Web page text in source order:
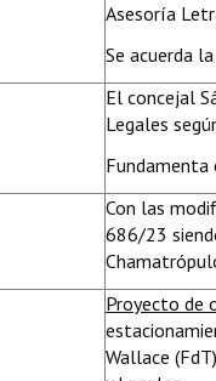
Asesoría
Se acuerda
El concejal
Legales
Con las
686/23
Proyecto de
Wallace